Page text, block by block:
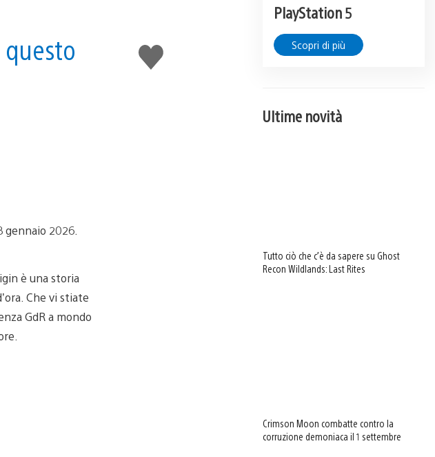
Mi
piace
gennaio 2026.
è una storia
Che vi stiate
GdR a mondo
PlayStation 5
Scopri di più
Ultime novità
Tutto ciò che c’è da sapere su Ghost
Recon Wildlands: Last Rites
Crimson Moon combatte contro la
corruzione demoniaca il 1 settembre